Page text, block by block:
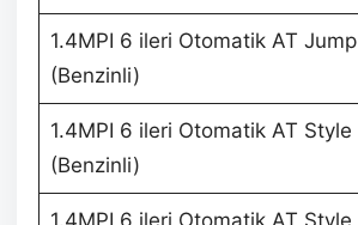
1.4MPI 6 ileri Otomatik AT Jump
(Benzinli)
1.4MPI 6 ileri Otomatik AT Style
(Benzinli)